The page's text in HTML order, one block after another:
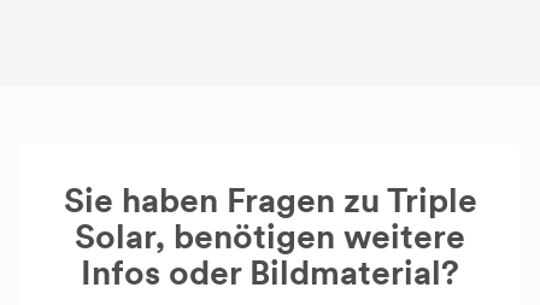
Sie haben Fragen zu Triple
Solar, benötigen weitere
Infos oder Bildmaterial?